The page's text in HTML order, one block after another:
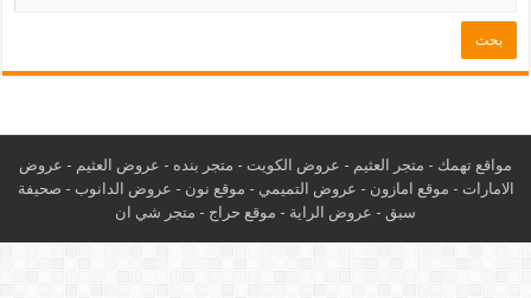
مواقع تهمك - متجر العثيم - عروض الكويت - متجر بنده - عروض العثيم - عروض
الامارات - موقع امازون - عروض التميمي - موقع نون - عروض الدانوب - صحيفة
سبق - عروض الراية - موقع حراج - متجر شي ان